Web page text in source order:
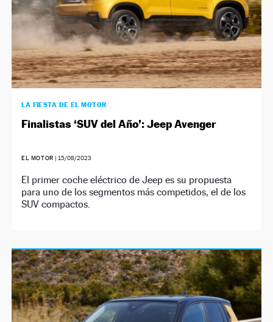
LA FIESTA DE EL MOTOR
Finalistas ‘SUV del Año’: Jeep Avenger
EL MOTOR | 15/08/2023
El primer coche eléctrico de Jeep es su propuesta
para uno de los segmentos más competidos, el de los
SUV compactos.